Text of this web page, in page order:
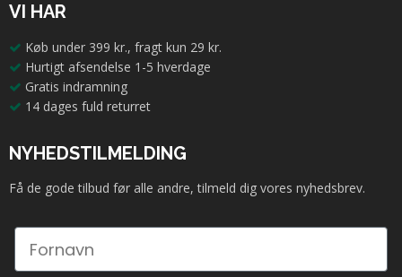
VI HAR
Køb under 399 kr., fragt kun 29 kr.
Hurtigt afsendelse 1-5 hverdage
Gratis indramning
14 dages fuld returret
NYHEDSTILMELDING
Få de gode tilbud før alle andre, tilmeld dig vores nyhedsbrev.